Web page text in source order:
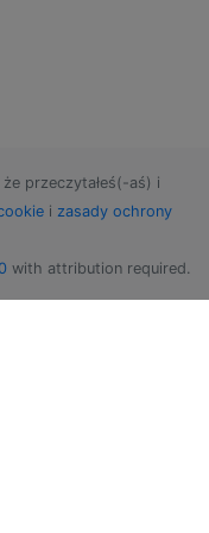
przeczytałeś(-aś) i
i zasady ochrony
with attribution required.